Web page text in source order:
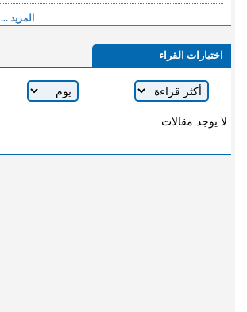
المزيد ...
اختيارات القراء
لا يوجد مقالات